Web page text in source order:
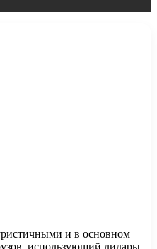
и в основном
использующий лидары